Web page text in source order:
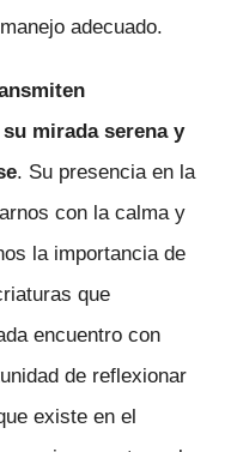
adecuado.
mirada serena y
. Su presencia en la
con la calma y
la importancia de
que
encuentro con
de reflexionar
existe en el